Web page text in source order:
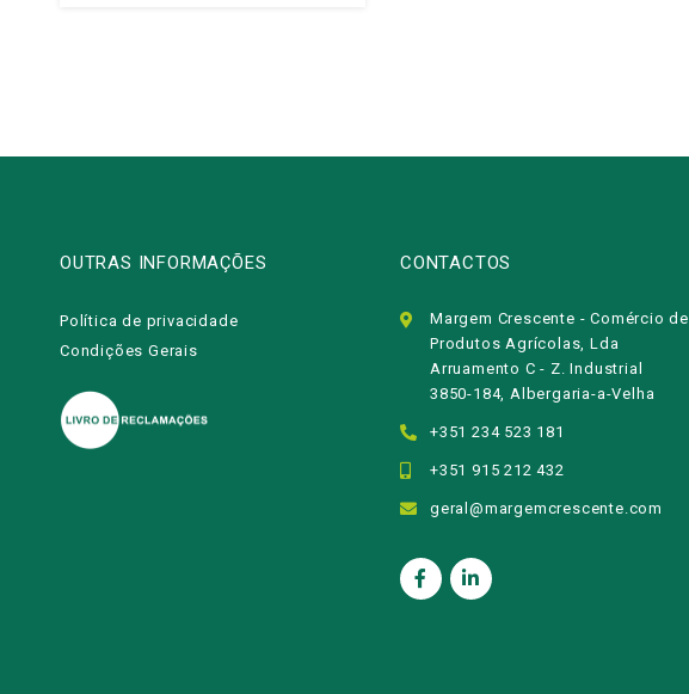
OUTRAS INFORMAÇÕES
Política de privacidade
Condições Gerais
CONTACTOS
Margem Crescente - Comércio de
Produtos Agrícolas, Lda
Arruamento C - Z. Industrial
3850-184, Albergaria-a-Velha
+351 234 523 181
+351 915 212 432
geral@margemcrescente.com